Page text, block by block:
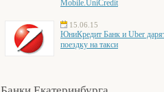
Mobile.UniCredit
15.06.15
ЮниКредит Банк и Uber
поездку на такси